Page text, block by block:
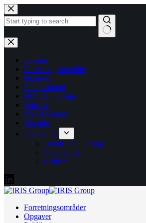
Fortsæt
til
indhold
Ingen
resultater
Forside
Forretningsområder
Opgaver
Publikationer
Om IRIS Group
Karriere
Medarbejdere
Kontakt
ENGLISH
About IRIS Group
Employees
Contact
Forretningsområder
Opgaver